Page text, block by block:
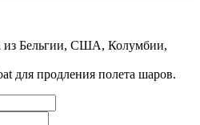
Бельгии, США, Колумбии,
для продления полета шаров.